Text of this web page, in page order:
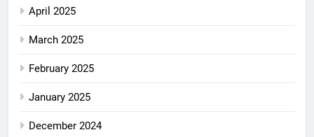
April 2025
March 2025
February 2025
January 2025
December 2024